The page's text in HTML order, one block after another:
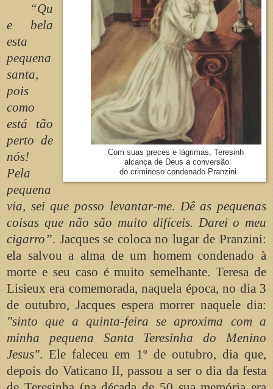
Com suas preces e lágrimas, Teresinh
alcança de Deus a conversão
do criminoso condenado Pranzini
“Qu
e bela
esta
pequena
santa,
pois
como
está tão
perto de
nós!
Pela
pequena
via, sei que posso levantar-me. Dê as pequenas
coisas que não são muito difíceis. Darei o meu
cigarro”. Jacques se coloca no lugar de Pranzini:
ela salvou a alma de um homem condenado à
morte e seu caso é muito semelhante. Teresa de
Lisieux era comemorada, naquela época, no dia 3
de outubro, Jacques espera morrer naquele dia:
"sinto que a quinta-feira se aproxima com a
minha pequena Santa Teresinha do Menino
Jesus". Ele faleceu em 1º de outubro, dia que,
depois do Vaticano II, passou a ser o dia da festa